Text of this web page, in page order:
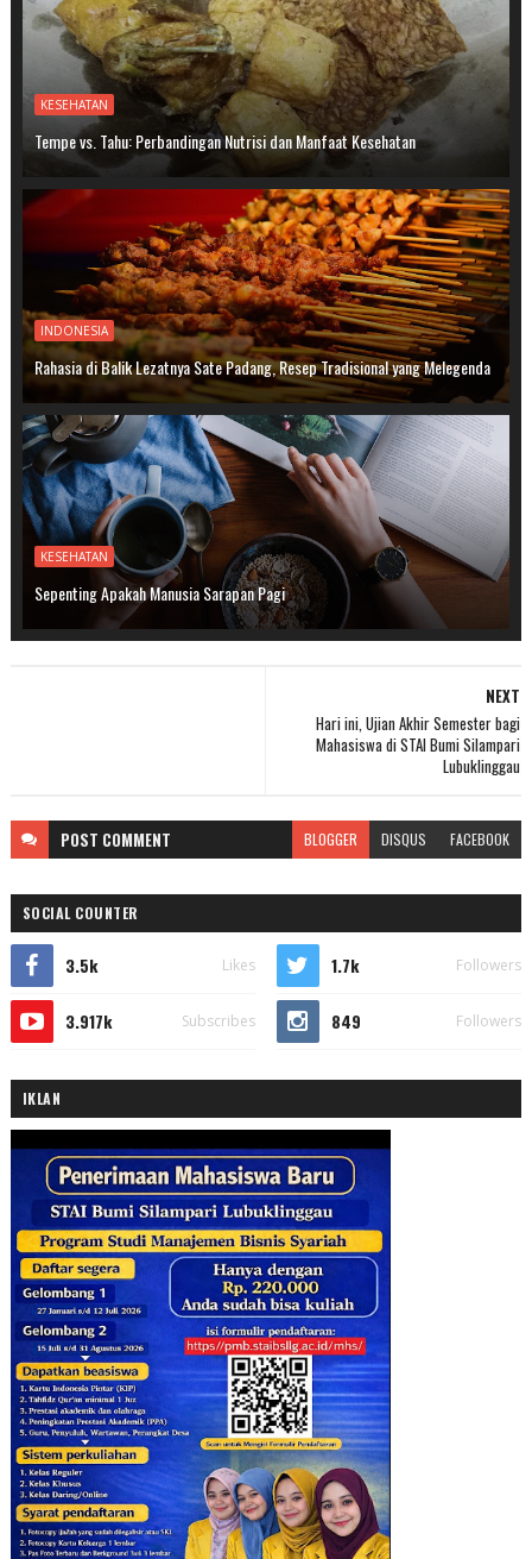
KESEHATAN
Tempe vs. Tahu: Perbandingan Nutrisi dan Manfaat Kesehatan
INDONESIA
Rahasia di Balik Lezatnya Sate Padang, Resep Tradisional yang Melegenda
KESEHATAN
Sepenting Apakah Manusia Sarapan Pagi
NEXT
Hari ini, Ujian Akhir Semester bagi
Mahasiswa di STAI Bumi Silampari
Lubuklinggau
POST COMMENT BLOGGER DISQUS FACEBOOK
SOCIAL COUNTER
3.5k Likes 1.7k Followers
3.917k Subscribes 849 Followers
IKLAN